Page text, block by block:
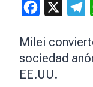
Facebook
Milei
sociedad
EE.UU.